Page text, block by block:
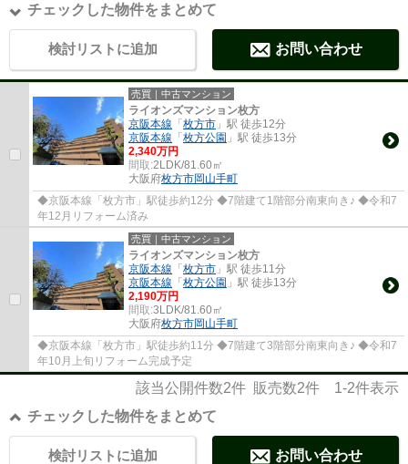
チェックした物件をまとめて
検討リストに追加 お問い合わせ
売買｜中古マンション
ライオンズマンション枚方
京阪本線 「枚方市 」駅 徒歩12分
京阪本線 「枚方公園 」駅 徒歩13分
2,340万円
間取:2LDK/81.60㎡
大阪府枚方市岡山手町
◆京阪本線「枚方市」駅徒歩約12分 ◆7階建て1階部分南東向き♪ ◆令和7
年12月リフォーム済み
売買｜中古マンション
ライオンズマンション枚方
京阪本線 「枚方市 」駅 徒歩11分
京阪本線 「枚方公園 」駅 徒歩13分
2,190万円
間取:3LDK/81.60㎡
大阪府枚方市岡山手町
◆京阪本線「枚方市」駅徒歩約11分 ◆7階建て3階部分南東向き♪ ◆令和7
年10月上旬リフォーム完成予定
該当公開件数2件 販売数2件 1-2件表示
チェックした物件をまとめて
お問い合わせ
検討リストに追加